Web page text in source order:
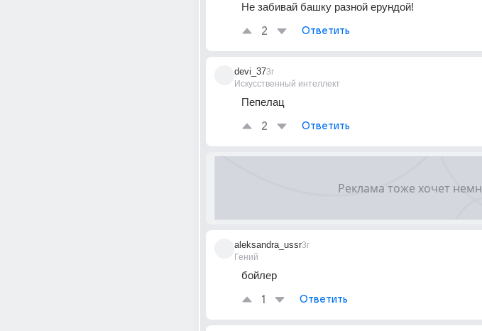
Не забивай башку разной ерундой!
2 Ответить
devi_37
Искусственный интеллект
3г
Пепелац
2 Ответить
aleksandra_ussr
Гений
3г
бойлер
1 Ответить